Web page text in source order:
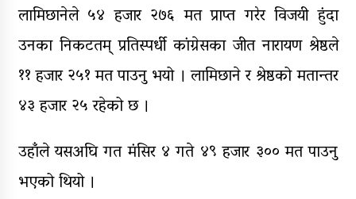
लामिछानेले ५४ हजार २७६ मत प्राप्त गरेर विजयी हुंदा
उनका निकटतम् प्रतिस्पर्धी कांग्रेसका जीत नारायण श्रेष्ठले
११ हजार २५१ मत पाउनु भयो । लामिछाने र श्रेष्ठको मतान्तर
४३ हजार २५ रहेको छ ।
उहाँले यसअघि गत मंसिर ४ गते ४९ हजार ३०० मत पाउनु
भएको थियो ।